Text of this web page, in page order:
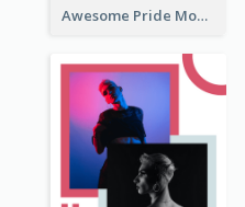
Awesome Pride Month Merch Instagram Story Design